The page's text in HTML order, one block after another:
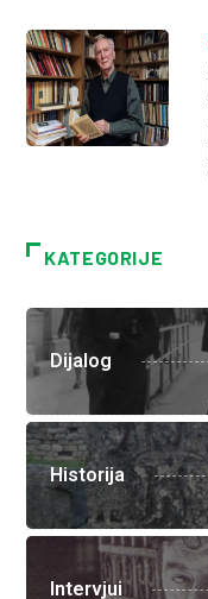
KATEGORIJE
Dijalog
Historija
Intervjui